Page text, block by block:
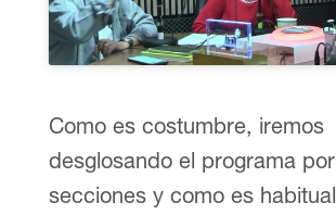
Como es costumbre, iremos
desglosando el programa por
secciones y como es habitual